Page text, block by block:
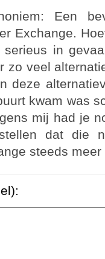
Een
Exchange.
in
zo veel
deze
kwam was
mij had je
dat die
steeds